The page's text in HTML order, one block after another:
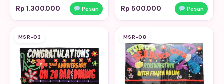
Rp 1.300.000 Pesan Rp 500.000 Pesan
MSR-03 MSR-08